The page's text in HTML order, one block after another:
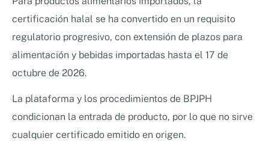
certificación halal se ha convertido en un requisito
regulatorio progresivo, con extensión de plazos para
alimentación y bebidas importadas hasta el 17 de
octubre de 2026.
La plataforma y los procedimientos de BPJPH
condicionan la entrada de producto, por lo que no sirve
cualquier certificado emitido en origen.